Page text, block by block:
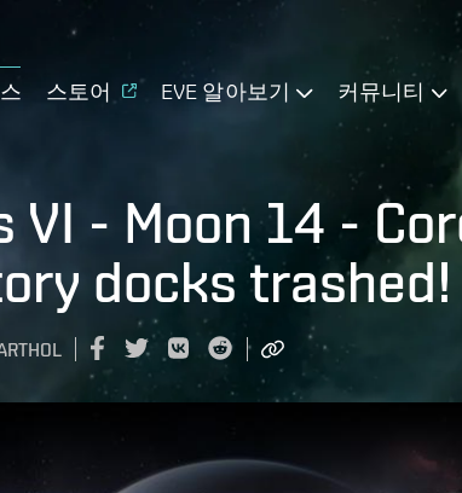
스토어 EVE 알아보기 커뮤니티
VI - Moon 14 -
docks trashed!